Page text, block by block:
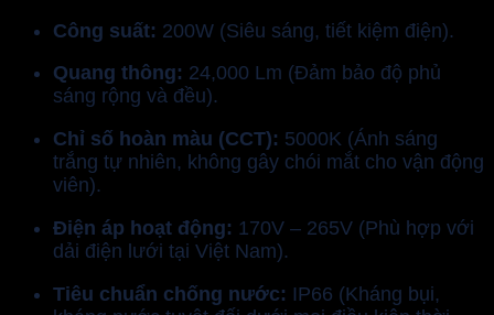
Công suất: 200W (Siêu sáng, tiết kiệm điện).
Quang thông: 24,000 Lm (Đảm bảo độ phủ
sáng rộng và đều).
Chỉ số hoàn màu (CCT): 5000K (Ánh sáng
trắng tự nhiên, không gây chói mắt cho vận động
viên).
Điện áp hoạt động: 170V – 265V (Phù hợp với
dải điện lưới tại Việt Nam).
Tiêu chuẩn chống nước: IP66 (Kháng bụi,